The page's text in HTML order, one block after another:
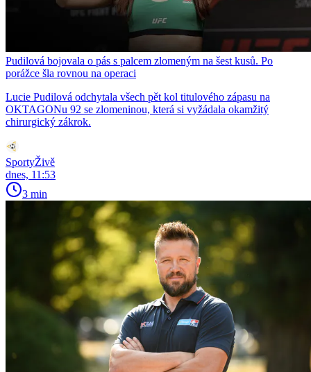
Pudilová bojovala o pás s palcem zlomeným na šest kusů. Po
porážce šla rovnou na operaci
Lucie Pudilová odchytala všech pět kol titulového zápasu na
OKTAGONu 92 se zlomeninou, která si vyžádala okamžitý
chirurgický zákrok.
SportyŽivě
dnes, 11:53
3 min